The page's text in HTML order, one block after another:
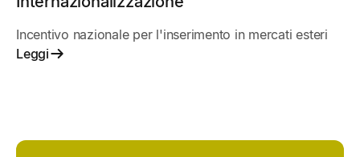
Incentivo nazionale per l'inserimento in mercati esteri
Leggi